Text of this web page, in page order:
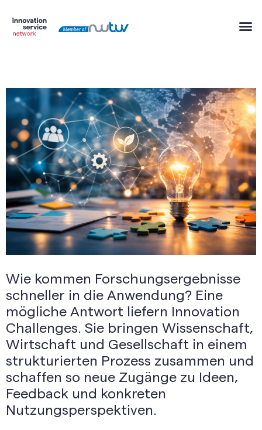
Wie kommen Forschungsergebnisse
schneller in die Anwendung? Eine
mögliche Antwort liefern Innovation
Challenges. Sie bringen Wissenschaft,
Wirtschaft und Gesellschaft in einem
strukturierten Prozess zusammen und
schaffen so neue Zugänge zu Ideen,
Feedback und konkreten
Nutzungsperspektiven.